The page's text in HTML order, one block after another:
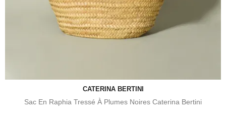
CATERINA BERTINI
Sac En Raphia Tressé À Plumes Noires Caterina Bertini